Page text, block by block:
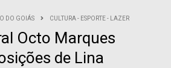
DO GOIÁS CULTURA - ESPORTE - LAZER
Octo Marques
de Lina